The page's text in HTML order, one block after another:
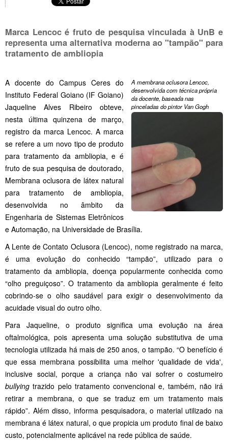
Marca Lencoc é fruto de pesquisa vinculada à UnB e
representa uma alternativa moderna ao "tampão" para
tratamento de ambliopia
A membrana oclusora Lencoc,
desenvolvida com técnica própria
da docente, baseada nas
pinceladas do pintor Van Gogh
A docente do Campus Ceres do
Instituto Federal Goiano (IF Goiano)
Jaqueline Alves Ribeiro obteve,
nesta última quinzena de março,
registro da marca Lencoc. A marca
se refere a um novo tipo de produto
para tratamento da ambliopia, e é
fruto de sua pesquisa de doutorado,
Membrana oclusora de látex natural
para tratamento de ambliopia,
desenvolvida no âmbito da
Engenharia de Sistemas Eletrônicos
e Automação, na Universidade de Brasília.
A Lente de Contato Oclusora (Lencoc), nome registrado na marca,
é uma evolução do conhecido “tampão”, utilizado para o
tratamento da ambliopia, doença popularmente conhecida como
“olho preguiçoso”. O tratamento da ambliopia geralmente é feito
cobrindo-se o olho saudável para exigir o desenvolvimento da
acuidade visual do outro olho.
Para Jaqueline, o produto significa uma evolução na área
oftalmológica, pois apresenta uma solução substitutiva de uma
tecnologia utilizada há mais de 250 anos, o tampão. “O benefício é
que essa membrana possibilita uma melhor 'qualidade de vida',
inclusive social, porque a criança não vai sofrer o costumeiro
bullying trazido pelo tratamento convencional e, também, não irá
retirar a membrana, o que se traduz em um tratamento mais
rápido”. Além disso, informa pesquisadora, o material utilizado na
membrana é látex natural, o que propicia um produto final de baixo
custo, potencialmente aplicável na rede pública de saúde.